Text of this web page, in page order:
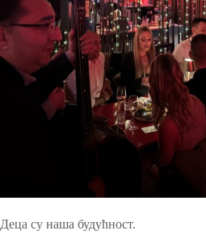
Деца су наша будућност.